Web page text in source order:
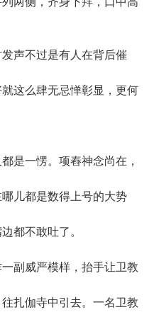
声不过是有人在背后催
这么肆无忌惮彰显，更何
一愣。项舂神念尚在，
儿都是数得上号的大势
都不敢吐了。
副威严模样，抬手让卫教
扎伽寺中引去。一名卫教